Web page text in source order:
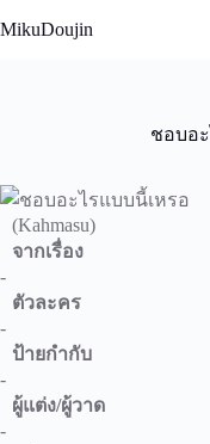
to
MikuDoujin
ชอบอ
(Kahmasu)
จากเรื่อง
-
ตัวละคร
-
ป้ายกำกับ
-
ผู้แต่ง/ผู้วาด
-